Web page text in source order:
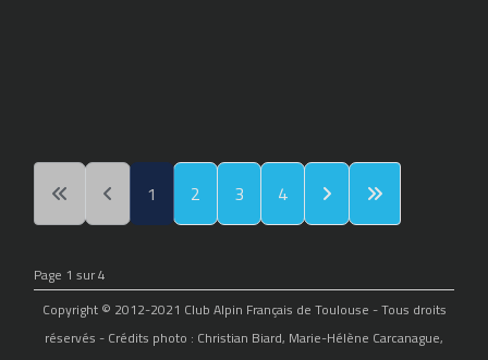
1 2 3 4
Page 1 sur 4
Copyright © 2012-2021 Club Alpin Français de Toulouse - Tous droits
réservés - Crédits photo : Christian Biard, Marie-Hélène Carcanague,